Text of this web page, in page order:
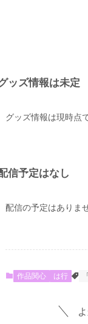
ッズ情報は未定
グッズ情報は現時点
信予定はなし
配信の予定はありま
作品関心 は行